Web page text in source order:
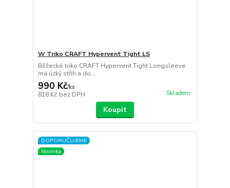
W Triko CRAFT Hypervent Tight LS
Běžecké triko CRAFT Hypervent Tight Longsleeve
má úzký střih a do...
990 Kč/ks
818 Kč bez DPH Skladem
Koupit
DOPORUČUJEME
Novinka